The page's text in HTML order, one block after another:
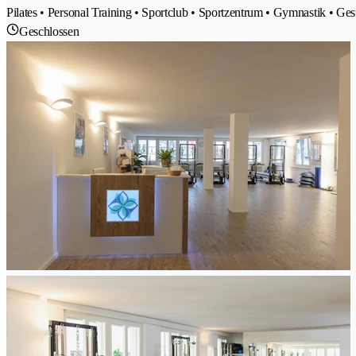
Pilates • Personal Training • Sportclub • Sportzentrum • Gymnastik •
Geschlossen